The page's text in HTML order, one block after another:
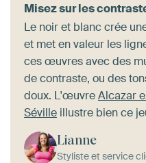
Misez sur les
Le noir et blanc crée
et met en valeur les
ces œuvres avec des
de contraste, ou des
doux. L'œuvreAlcazar
Séville illustre bien ce
Lianne
Styliste et service